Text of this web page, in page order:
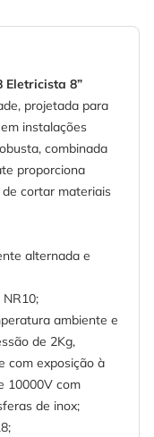
Eletricista 8”
projetada para
instalações
combinada
proporciona
cortar materiais
alternada e
ambiente e
de 2Kg,
com exposição à
10000V com
de inox;